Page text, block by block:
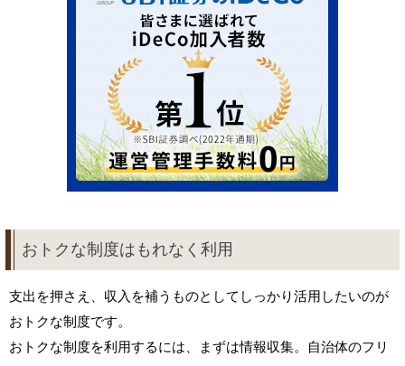
おトクな制度はもれなく利用
支出を押さえ、収入を補うものとしてしっかり活用したいのが
おトクな制度です。
おトクな制度を利用するには、まずは情報収集。自治体のフリ